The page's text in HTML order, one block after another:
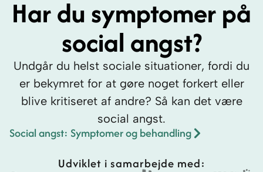
Har du symptomer på
social angst?
Undgår du helst sociale situationer, fordi du
er bekymret for at gøre noget forkert eller
blive kritiseret af andre? Så kan det være
social angst.
Social angst: Symptomer og behandling
Udviklet i samarbejde med: